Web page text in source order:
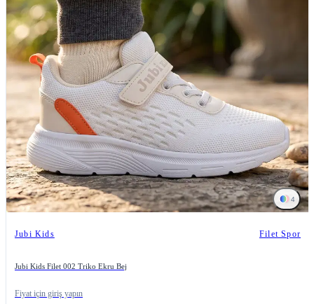
4
Jubi Kids Filet Spor
Jubi Kids Filet 002 Triko Ekru Bej
Fiyat için giriş yapın